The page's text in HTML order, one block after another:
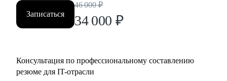
Записаться
46 000 ₽
34 000 ₽
Консультация по профессиональному составлению
резюме для IT-отрасли